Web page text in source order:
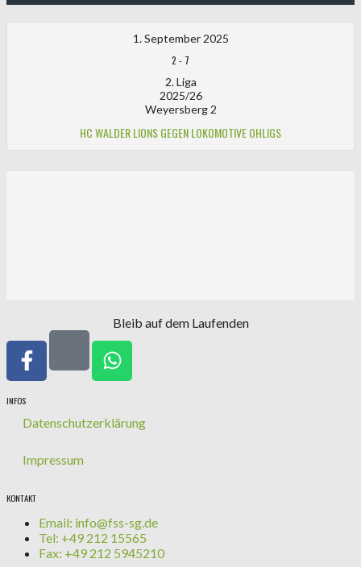
1. September 2025
2 - 7
2. Liga
2025/26
Weyersberg 2
HC WALDER LIONS GEGEN LOKOMOTIVE OHLIGS
Bleib auf dem Laufenden
INFOS
Datenschutzerklärung
Impressum
KONTAKT
Email: info@fss-sg.de
Tel: +49 212 15565
Fax: +49 212 5945210